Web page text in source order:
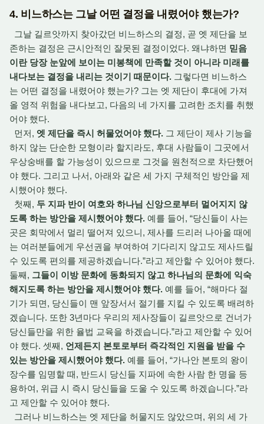
4. 비느하스는 그날 어떤 결정을 내렸어야 했는가?
그날 길르앗까지 찾아갔던 비느하스의 결정, 곧 엣 제단을 보
존하는 결정은 근시안적인 잘못된 결정이었다. 왜냐하면 믿음
이란 당장 눈앞에 보이는 미봉책에 만족할 것이 아니라 미래를
내다보는 결정을 내리는 것이기 때문이다. 그렇다면 비느하스
는 어떤 결정을 내렸어야 했는가? 그는 엣 제단이 후대에 가져
올 영적 위험을 내다보고, 다음의 네 가지를 고려한 조치를 취했
어야 했다.
먼저, 엣 제단을 즉시 허물었어야 했다. 그 제단이 제사 기능을
하지 않는 단순한 모형이라 할지라도, 후대 사람들이 그곳에서
우상숭배를 할 가능성이 있으므로 그것을 원천적으로 차단했어
야 했다. 그리고 나서, 아래와 같은 세 가지 구체적인 방안을 제
시했어야 했다.
첫째, 두 지파 반이 여호와 하나님 신앙으로부터 멀어지지 않
도록 하는 방안을 제시했어야 했다. 예를 들어, “당신들이 사는
곳은 회막에서 멀리 떨어져 있으니, 제사를 드리러 나아올 때에
는 여러분들에게 우선권을 부여하여 기다리지 않고도 제사드릴
수 있도록 편의를 제공하겠습니다.”라고 제안할 수 있어야 했다.
둘째, 그들이 이방 문화에 동화되지 않고 하나님의 문화에 익숙
해지도록 하는 방안을 제시했어야 했다. 예를 들어, “해마다 절
기가 되면, 당신들이 맨 앞장서서 절기를 지킬 수 있도록 배려하
겠습니다. 또한 3년마다 우리의 제사장들이 길르앗으로 건너가
당신들만을 위한 율법 교육을 하겠습니다.”라고 제안할 수 있어
야 했다. 셋째, 언제든지 본토로부터 즉각적인 지원을 받을 수
있는 방안을 제시했어야 했다. 예를 들어, “가나안 본토의 왕이
장수를 임명할 때, 반드시 당신들 지파에 속한 사람 한 명을 등
용하여, 위급 시 즉시 당신들을 도울 수 있도록 하겠습니다.”라
고 제안할 수 있어야 했다.
그러나 비느하스는 엣 제단을 허물지도 않았으며, 위의 세 가